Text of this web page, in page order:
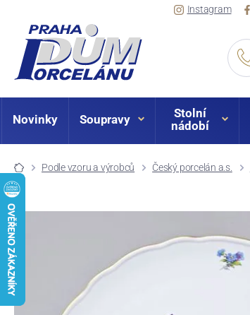
Instagram
Novinky Soupravy
Stolní
nádobí
Podle vzoru a výrobců Český porcelán a.s.